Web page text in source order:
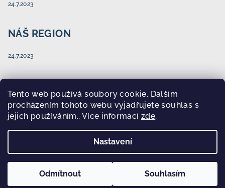
Tento web používá soubory cookie. Dalším
procházením tohoto webu vyjadřujete souhlas s
jejich používáním.. Více informací zde.
Nastavení
Odmítnout Souhlasím
24.7.2023
NÁŠ REGION
24.7.2023
Facebook
Upravit nastavení cookies
Vytvořil Shoptet